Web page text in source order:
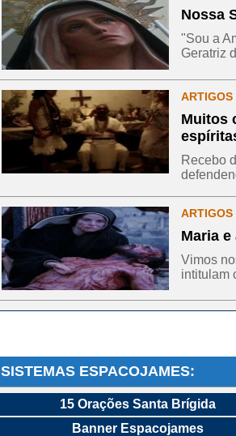
Nossa
"Sou a
Geratriz
ARTIGOS
Muitos
Recebo
ARTIGOS
Maria
Vimos
intitulam
SISTEMAS ESPACOJAMES:
15 Orações Santa Brígida
Banner Espacojames